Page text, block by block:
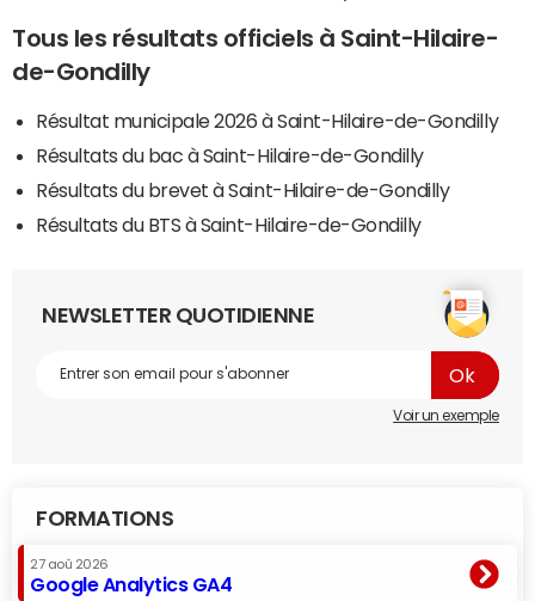
Tous les résultats officiels à Saint-Hilaire-
de-Gondilly
Résultat municipale 2026 à Saint-Hilaire-de-Gondilly
Résultats du bac à Saint-Hilaire-de-Gondilly
Résultats du brevet à Saint-Hilaire-de-Gondilly
Résultats du BTS à Saint-Hilaire-de-Gondilly
NEWSLETTER QUOTIDIENNE
Voir un exemple
FORMATIONS
27 aoû 2026
Google Analytics GA4